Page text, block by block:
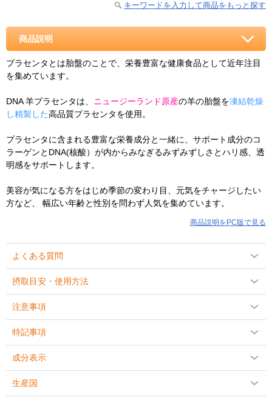
キーワードを入力して商品をもっと探す
商品説明
プラセンタとは胎盤のことで、栄養豊富な健康食品として近年注目
を集めています。
DNA 羊プラセンタは、 ニュージーランド原産の羊の胎盤を凍結乾燥
し精製した高品質プラセンタを使用。
プラセンタに含まれる豊富な栄養成分と一緒に、サポート成分のコ
ラーゲンとDNA(核酸）が内からみなぎるみずみずしさとハリ感、透
明感をサポートします。
美容が気になる方をはじめ季節の変わり目、元気をチャージしたい
方など、 幅広い年齢と性別を問わず人気を集めています。
商品説明をPC版で見る
よくある質問
摂取目安・使用方法
注意事項
特記事項
成分表示
生産国